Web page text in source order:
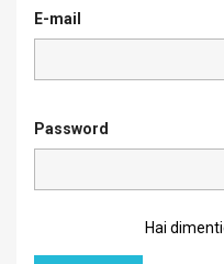
E-mail
Password
Hai